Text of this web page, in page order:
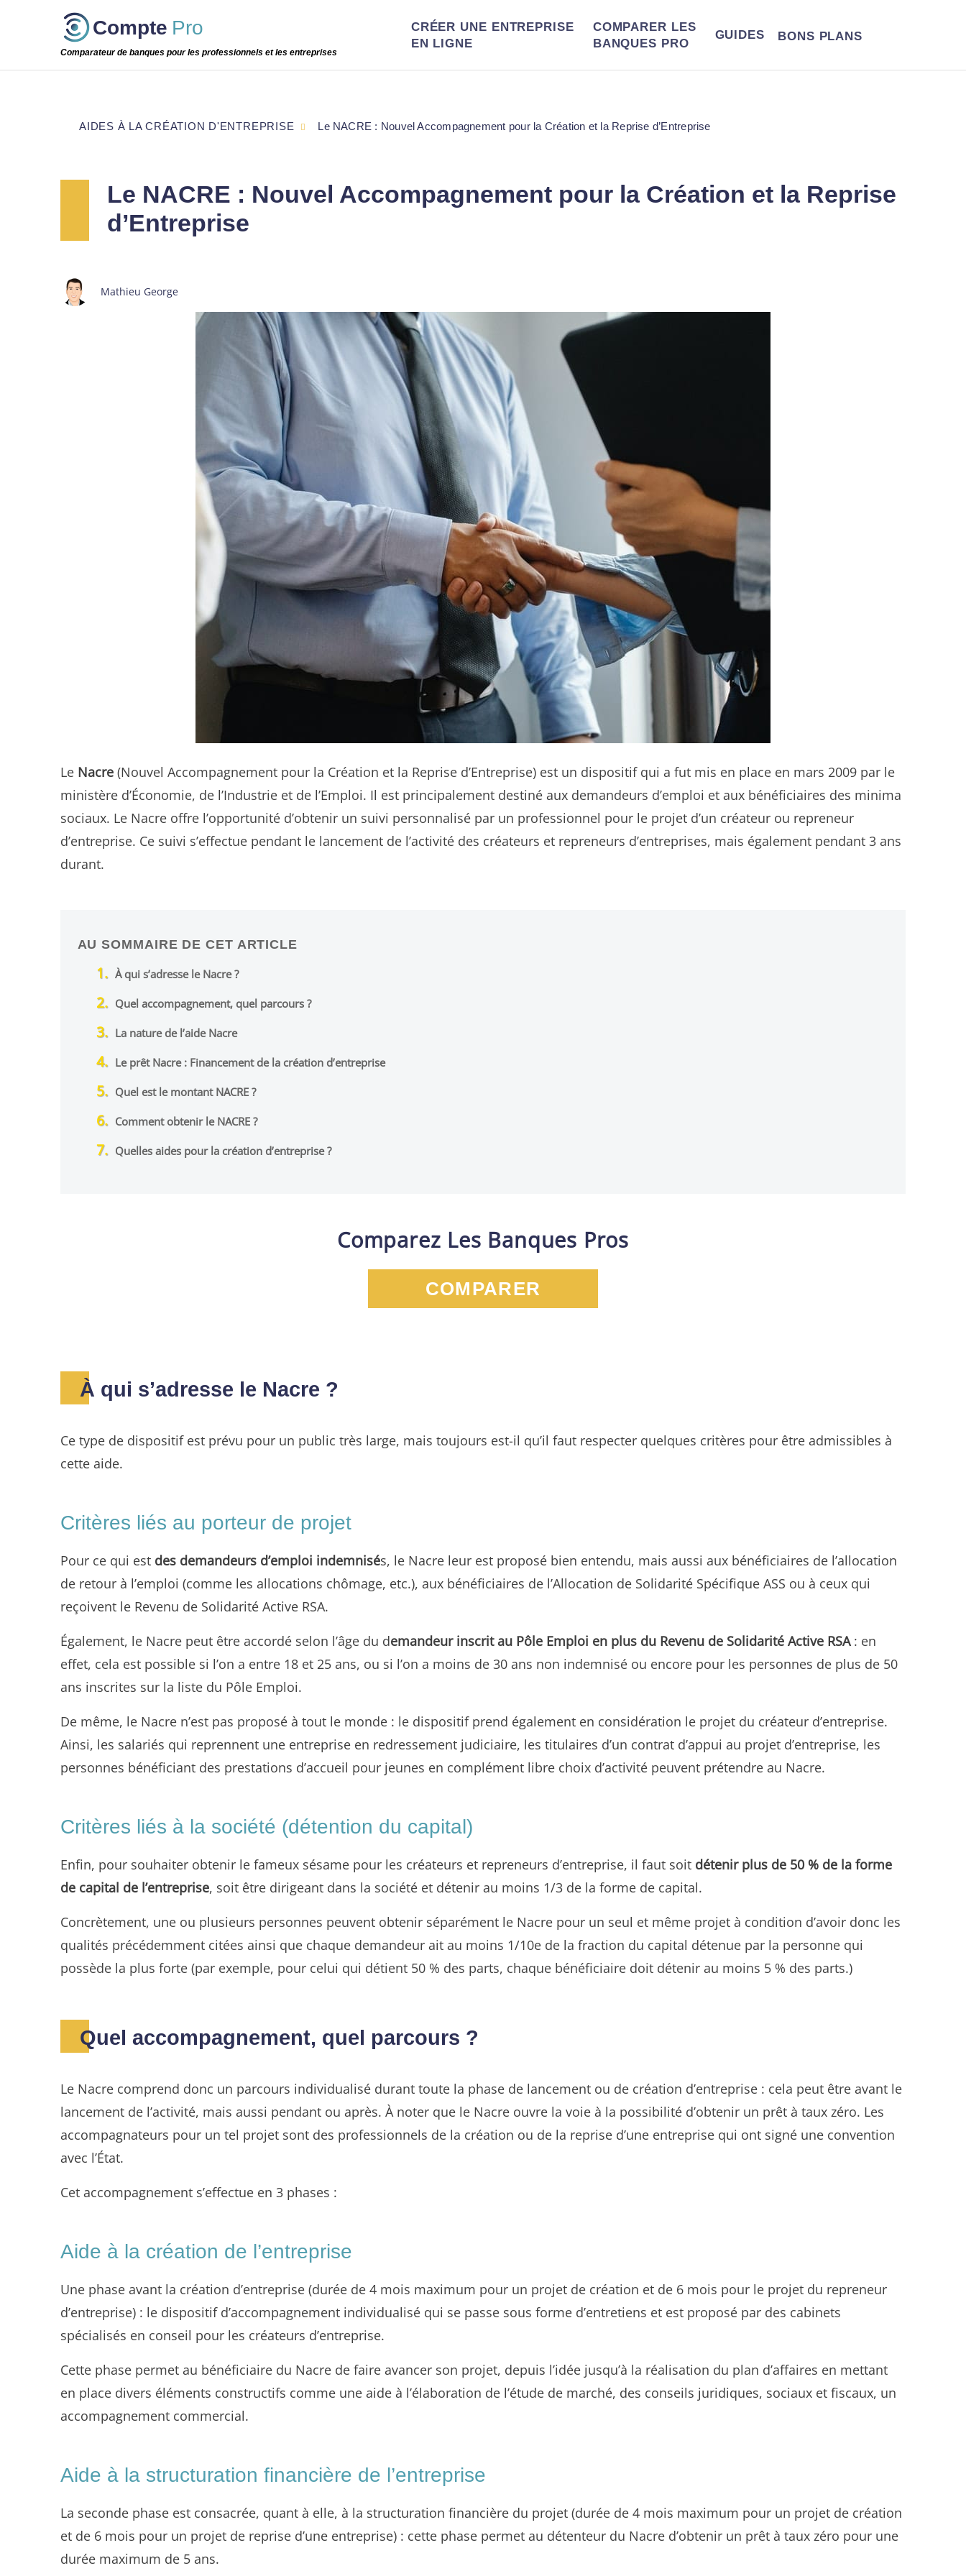
Compte Pro
Comparateur de banques pour les professionnels et les entreprises
CRÉER UNE ENTREPRISE
EN LIGNE
COMPARER LES
BANQUES PRO
GUIDES BONS PLANS
Le NACRE : Nouvel Accompagnement pour la Création et la Reprise
d’Entreprise
Mathieu George
Le Nacre (Nouvel Accompagnement pour la Création et la Reprise d’Entreprise) est un dispositif qui a fut mis en place en mars 2009 par le
ministère d’Économie, de l’Industrie et de l’Emploi. Il est principalement destiné aux demandeurs d’emploi et aux bénéficiaires des minima
sociaux. Le Nacre offre l’opportunité d’obtenir un suivi personnalisé par un professionnel pour le projet d’un créateur ou repreneur
d’entreprise. Ce suivi s’effectue pendant le lancement de l’activité des créateurs et repreneurs d’entreprises, mais également pendant 3 ans
durant.
AU SOMMAIRE DE CET ARTICLE
À qui s’adresse le Nacre ?
Quel accompagnement, quel parcours ?
La nature de l’aide Nacre
Le prêt Nacre : Financement de la création d’entreprise
Quel est le montant NACRE ?
Comment obtenir le NACRE ?
Quelles aides pour la création d’entreprise ?
Comparez Les Banques Pros
COMPARER
À qui s’adresse le Nacre ?
Ce type de dispositif est prévu pour un public très large, mais toujours est-il qu’il faut respecter quelques critères pour être admissibles à
cette aide.
Critères liés au porteur de projet
Pour ce qui est des demandeurs d’emploi indemnisés, le Nacre leur est proposé bien entendu, mais aussi aux bénéficiaires de l’allocation
de retour à l’emploi (comme les allocations chômage, etc.), aux bénéficiaires de l’Allocation de Solidarité Spécifique ASS ou à ceux qui
reçoivent le Revenu de Solidarité Active RSA.
Également, le Nacre peut être accordé selon l’âge du demandeur inscrit au Pôle Emploi en plus du Revenu de Solidarité Active RSA: en
effet, cela est possible si l’on a entre 18 et 25 ans, ou si l’on a moins de 30 ans non indemnisé ou encore pour les personnes de plus de 50
ans inscrites sur la liste du Pôle Emploi.
De même, le Nacre n’est pas proposé à tout le monde : le dispositif prend également en considération le projet du créateur d’entreprise.
Ainsi, les salariés qui reprennent une entreprise en redressement judiciaire, les titulaires d’un contrat d’appui au projet d’entreprise, les
personnes bénéficiant des prestations d’accueil pour jeunes en complément libre choix d’activité peuvent prétendre au Nacre.
Critères liés à la société (détention du capital)
Enfin, pour souhaiter obtenir le fameux sésame pour les créateurs et repreneurs d’entreprise, il faut soit détenir plus de 50 % de la forme
de capital de l’entreprise, soit être dirigeant dans la société et détenir au moins 1/3 de la forme de capital.
Concrètement, une ou plusieurs personnes peuvent obtenir séparément le Nacre pour un seul et même projet à condition d’avoir donc les
qualités précédemment citées ainsi que chaque demandeur ait au moins 1/10e de la fraction du capital détenue par la personne qui
possède la plus forte (par exemple, pour celui qui détient 50 % des parts, chaque bénéficiaire doit détenir au moins 5 % des parts.)
Quel accompagnement, quel parcours ?
Le Nacre comprend donc un parcours individualisé durant toute la phase de lancement ou de création d’entreprise : cela peut être avant le
lancement de l’activité, mais aussi pendant ou après. À noter que le Nacre ouvre la voie à la possibilité d’obtenir un prêt à taux zéro. Les
accompagnateurs pour un tel projet sont des professionnels de la création ou de la reprise d’une entreprise qui ont signé une convention
avec l’État.
Cet accompagnement s’effectue en 3 phases :
Aide à la création de l’entreprise
Une phase avant la création d’entreprise (durée de 4 mois maximum pour un projet de création et de 6 mois pour le projet du repreneur
d’entreprise) : le dispositif d’accompagnement individualisé qui se passe sous forme d’entretiens et est proposé par des cabinets
spécialisés en conseil pour les créateurs d’entreprise.
Cette phase permet au bénéficiaire du Nacre de faire avancer son projet, depuis l’idée jusqu’à la réalisation du plan d’affaires en mettant
en place divers éléments constructifs comme une aide à l’élaboration de l’étude de marché, des conseils juridiques, sociaux et fiscaux, un
accompagnement commercial.
Aide à la structuration financière de l’entreprise
La seconde phase est consacrée, quant à elle, à la structuration financière du projet (durée de 4 mois maximum pour un projet de création
et de 6 mois pour un projet de reprise d’une entreprise) : cette phase permet au détenteur du Nacre d’obtenir un prêt à taux zéro pour une
durée maximum de 5 ans.
AIDES À LA CRÉATION D'ENTREPRISE Le NACRE : Nouvel Accompagnement pour la Création et la Reprise d’Entreprise